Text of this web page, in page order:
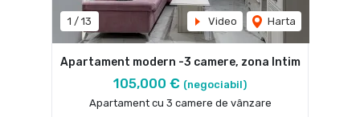
1 / 13 Video Harta
Apartament modern -3 camere, zona Intim
105,000 € (negociabil)
Apartament cu 3 camere de vânzare